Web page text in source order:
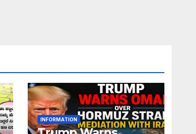
INFORMATION